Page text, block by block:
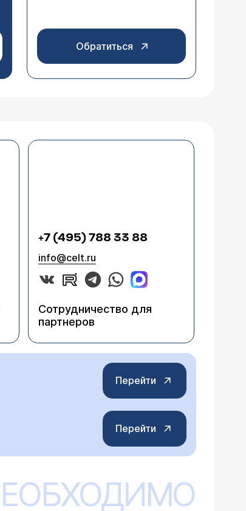
Обратиться
+7 (495) 788 33 88
info@celt.ru
Сотрудничество для
партнеров
Перейти
Перейти